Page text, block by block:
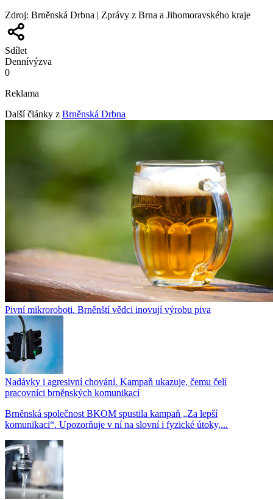
Zdroj: Brněnská Drbna | Zprávy z Brna a Jihomoravského kraje
Sdílet
Dennívýzva
0
Reklama
Další články z Brněnská Drbna
Pivní mikroroboti. Brněnští vědci inovují výrobu piva
Nadávky i agresivní chování. Kampaň ukazuje, čemu čelí
pracovníci brněnských komunikací
Brněnská společnost BKOM spustila kampaň „Za lepší
komunikaci“. Upozorňuje v ní na slovní i fyzické útoky,...